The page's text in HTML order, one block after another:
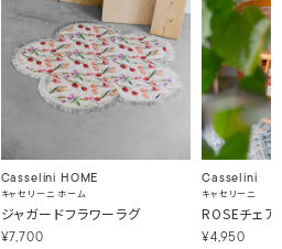
Casselini HOME
キャセリーニ ホーム
ジャガードフラワーラグ
¥7,700
Casselini
キャセリーニ
ROSEチェア
¥4,950